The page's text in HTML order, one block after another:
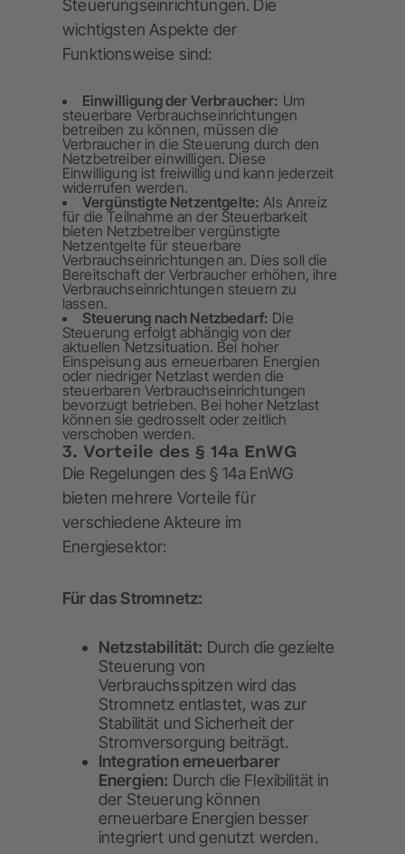
Steuerungseinrichtungen. Die
wichtigsten Aspekte der
Funktionsweise sind:
Einwilligung der Verbraucher: Um
steuerbare Verbrauchseinrichtungen
betreiben zu können, müssen die
Verbraucher in die Steuerung durch den
Netzbetreiber einwilligen. Diese
Einwilligung ist freiwillig und kann jederzeit
widerrufen werden.
Vergünstigte Netzentgelte: Als Anreiz
für die Teilnahme an der Steuerbarkeit
bieten Netzbetreiber vergünstigte
Netzentgelte für steuerbare
Verbrauchseinrichtungen an. Dies soll die
Bereitschaft der Verbraucher erhöhen, ihre
Verbrauchseinrichtungen steuern zu
lassen.
Steuerung nach Netzbedarf: Die
Steuerung erfolgt abhängig von der
aktuellen Netzsituation. Bei hoher
Einspeisung aus erneuerbaren Energien
oder niedriger Netzlast werden die
steuerbaren Verbrauchseinrichtungen
bevorzugt betrieben. Bei hoher Netzlast
können sie gedrosselt oder zeitlich
verschoben werden.
3. Vorteile des § 14a EnWG
Die Regelungen des § 14a EnWG
bieten mehrere Vorteile für
verschiedene Akteure im
Energiesektor:
Für das Stromnetz:
Netzstabilität: Durch die gezielte
Steuerung von
Verbrauchsspitzen wird das
Stromnetz entlastet, was zur
Stabilität und Sicherheit der
Stromversorgung beiträgt.
Integration erneuerbarer
Energien: Durch die Flexibilität in
der Steuerung können
erneuerbare Energien besser
integriert und genutzt werden.